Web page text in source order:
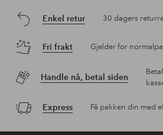
Enkel retur 30 dagers
Fri frakt Gjelder for
Handle nå, betal siden
Express Få pakken din med